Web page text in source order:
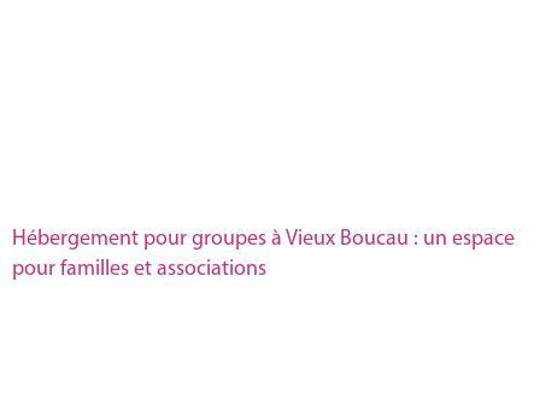
Hébergement pour groupes à Vieux Boucau : un espace
pour familles et associations